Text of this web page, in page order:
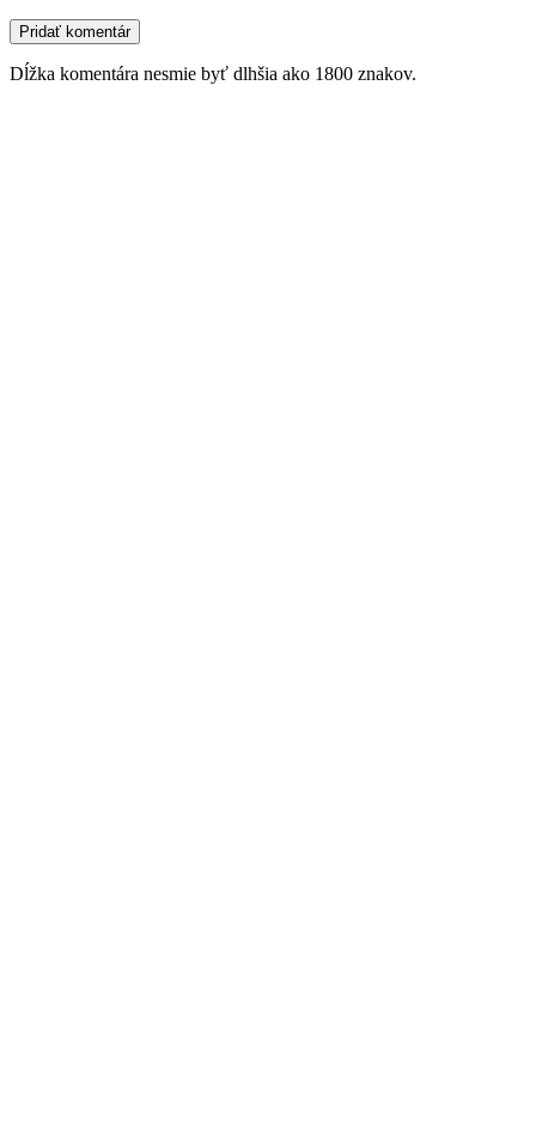
Dĺžka komentára nesmie byť dlhšia ako 1800 znakov.